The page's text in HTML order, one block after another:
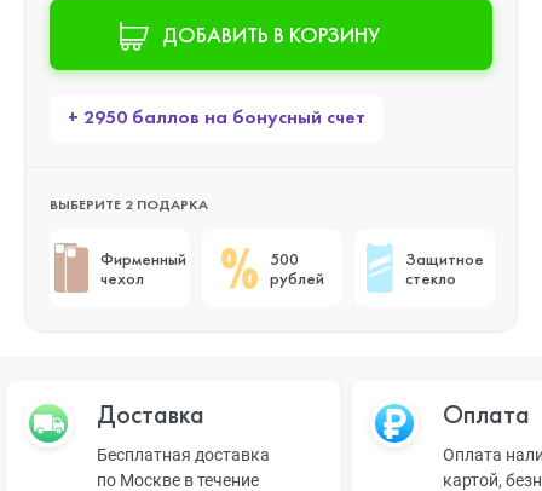
ДОБАВИТЬ В КОРЗИНУ
+ 2950 баллов на бонусный счет
ВЫБЕРИТЕ 2 ПОДАРКА
Фирменный
чехол
500
рублей
Защитное
стекло
Доставка
Бесплатная доставка
по Москве в течение
Оплата
Оплата
картой,